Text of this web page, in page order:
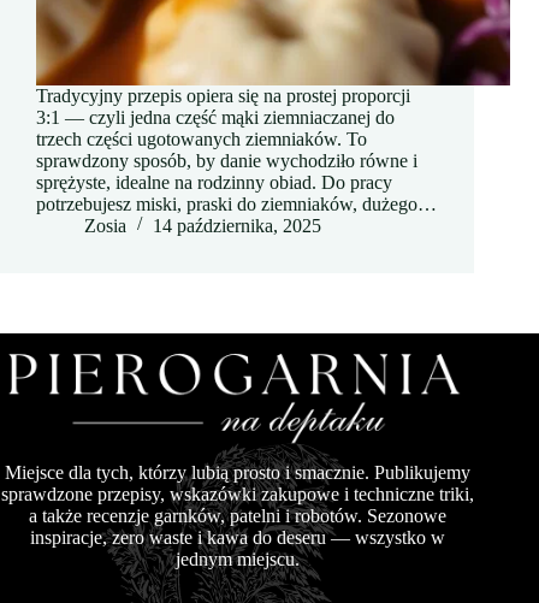
Tradycyjny przepis opiera się na prostej proporcji
3:1 — czyli jedna część mąki ziemniaczanej do
trzech części ugotowanych ziemniaków. To
sprawdzony sposób, by danie wychodziło równe i
sprężyste, idealne na rodzinny obiad. Do pracy
potrzebujesz miski, praski do ziemniaków, dużego…
Zosia
14 października, 2025
Miejsce dla tych, którzy lubią prosto i smacznie. Publikujemy
sprawdzone przepisy, wskazówki zakupowe i techniczne triki,
a także recenzje garnków, patelni i robotów. Sezonowe
inspiracje, zero waste i kawa do deseru — wszystko w
jednym miejscu.